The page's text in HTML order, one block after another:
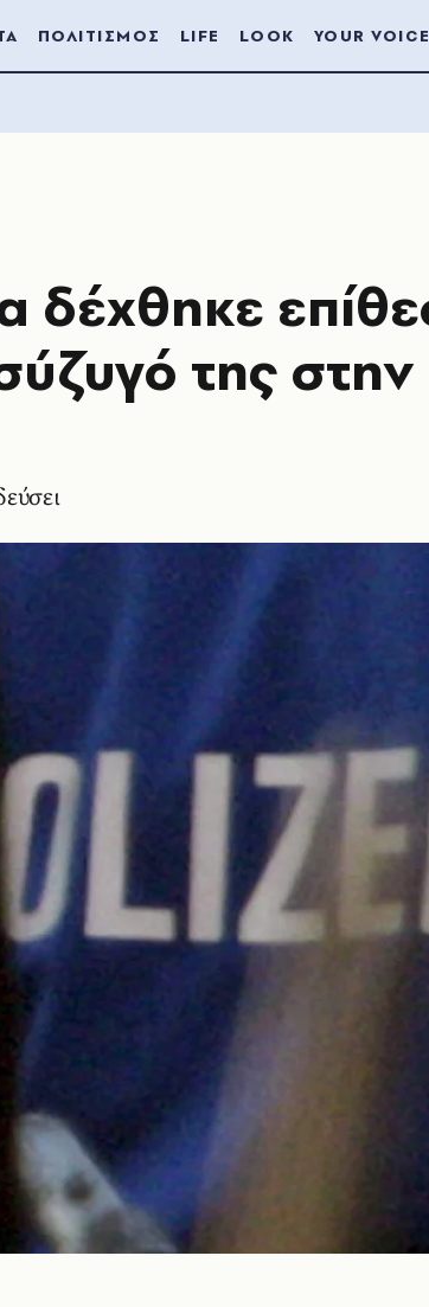
ΠΟΛΙΤΙΣΜΟΣ LIFE LOOK YOUR VOICE
δέχθηκε
της